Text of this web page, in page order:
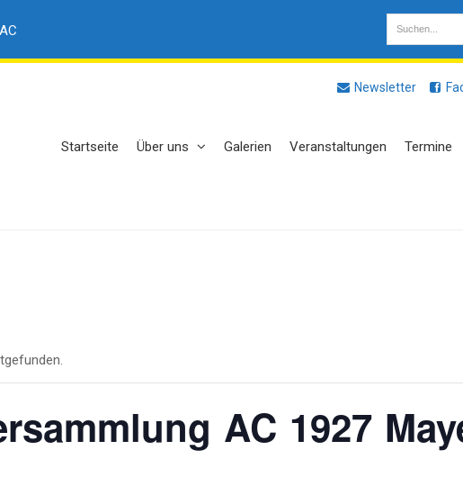
Newsletter
Startseite Über uns Galerien Veranstaltungen Termine
AC 1927